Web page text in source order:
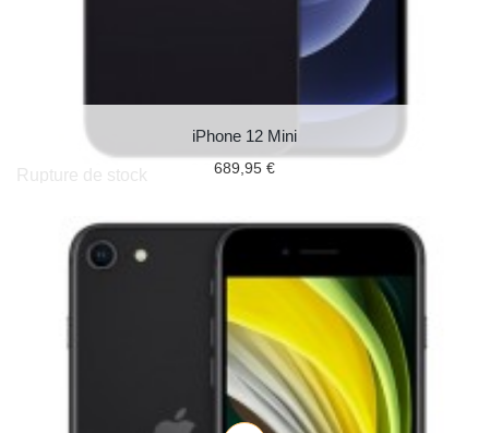
Rupture de stock
iPhone 12 Mini
689,95 €